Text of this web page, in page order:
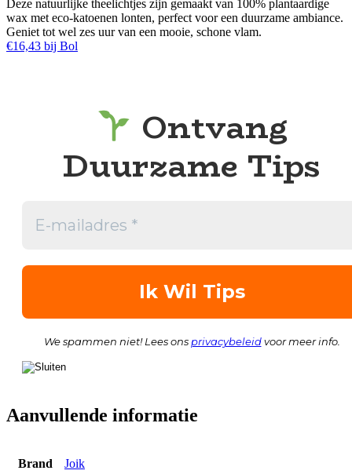
Deze natuurlijke theelichtjes zijn gemaakt van 100% plantaardige
wax met eco-katoenen lonten, perfect voor een duurzame ambiance.
Geniet tot wel zes uur van een mooie, schone vlam.
€16,43 bij Bol
Ontvang
Duurzame Tips
We spammen niet! Lees ons privacybeleidvoor meer info.
Aanvullende informatie
Brand Joik